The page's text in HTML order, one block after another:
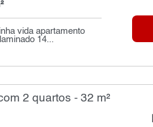
vida apartamento
14...
2 quartos - 32 m²